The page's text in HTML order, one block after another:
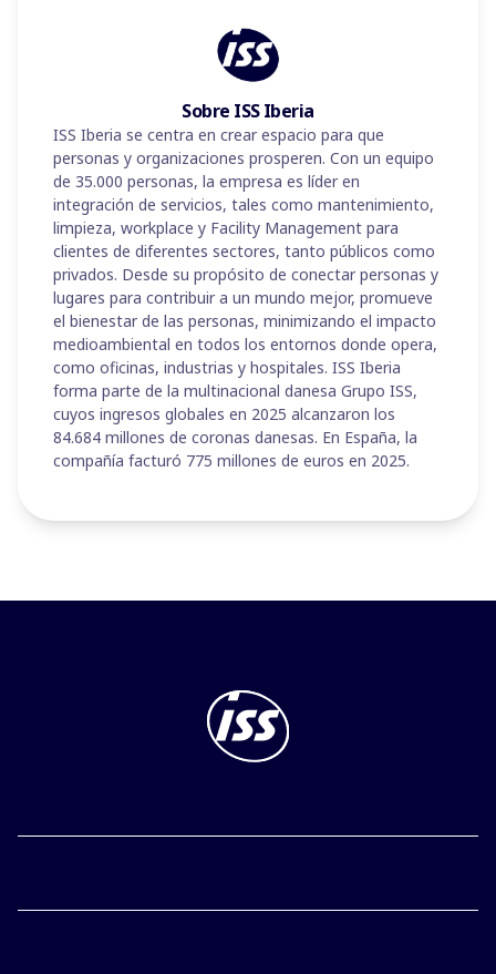
Sobre ISS Iberia
ISS Iberia se centra en crear espacio para que
personas y organizaciones prosperen. Con un equipo
de 35.000 personas, la empresa es líder en
integración de servicios, tales como mantenimiento,
limpieza, workplace y Facility Management para
clientes de diferentes sectores, tanto públicos como
privados. Desde su propósito de conectar personas y
lugares para contribuir a un mundo mejor, promueve
el bienestar de las personas, minimizando el impacto
medioambiental en todos los entornos donde opera,
como oficinas, industrias y hospitales. ISS Iberia
forma parte de la multinacional danesa Grupo ISS,
cuyos ingresos globales en 2025 alcanzaron los
84.684 millones de coronas danesas. En España, la
compañía facturó 775 millones de euros en 2025.